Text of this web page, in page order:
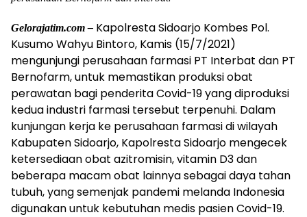
Gelorajatim.com – Kapolresta Sidoarjo Kombes Pol.
Kusumo Wahyu Bintoro, Kamis (15/7/2021)
mengunjungi perusahaan farmasi PT Interbat dan PT
Bernofarm, untuk memastikan produksi obat
perawatan bagi penderita Covid-19 yang diproduksi
kedua industri farmasi tersebut terpenuhi. Dalam
kunjungan kerja ke perusahaan farmasi di wilayah
Kabupaten Sidoarjo, Kapolresta Sidoarjo mengecek
ketersediaan obat azitromisin, vitamin D3 dan
beberapa macam obat lainnya sebagai daya tahan
tubuh, yang semenjak pandemi melanda Indonesia
digunakan untuk kebutuhan medis pasien Covid-19.